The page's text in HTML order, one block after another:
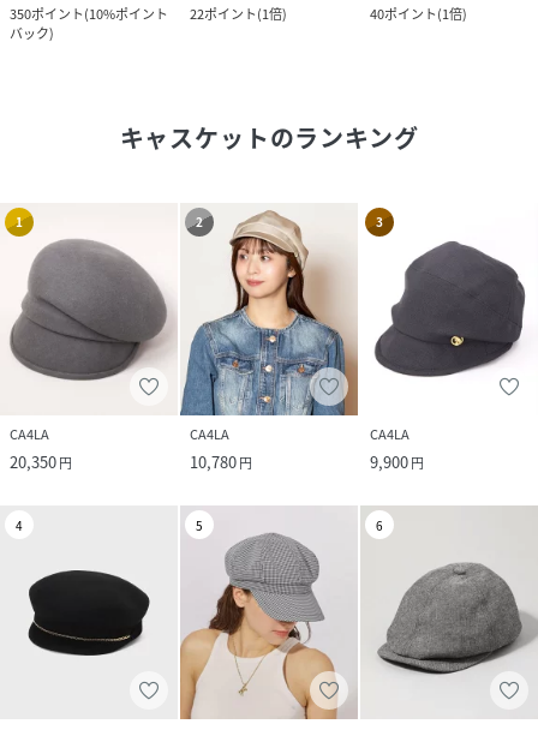
350ポイント(10%ポイント
バック)
22ポイント(1倍)
40ポイント(1倍)
キャスケットのランキング
1
CA4LA
20,350円
2
CA4LA
10,780円
3
CA4LA
9,900円
4 5 6